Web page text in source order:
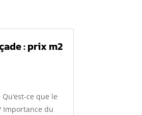
: prix m2
ce que le
Importance du